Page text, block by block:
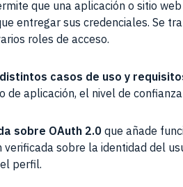
que una aplicación o sitio
entregar sus credenciales. Se
roles de acceso.
casos de uso y
aplicación, el nivel de
sobre OAuth 2.0 que añade
sobre la identidad del
perfil.